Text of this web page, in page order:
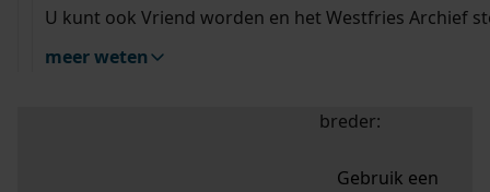
U kunt ook Vriend worden en het Westfries Archief
meer weten
uw zoekopdracht te
breder:
Gebruik een